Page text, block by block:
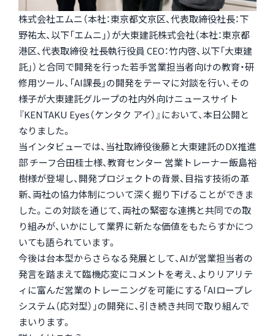
株式会社エムニ（本社：東京都文京区、代表取締役社長：下
野祐太、以下「エムニ」）が大東建託株式会社（本社：東京都
港区、代表取締役 社長執行役員 CEO：竹内啓、以下「大東建
託」）と合同で開発を行った若手営業担当者向けの教育・研
修用ツール、「AI課長」の開発をテーマに対談を行い、その
様子が大東建託グループの社内外向けニュースサイト
『KENTAKU Eyes（ケンタク アイ）』において、本日公開と
なりました。
当インタビューでは、当社取締役後藤と大東建託のDX推進
部 チーフ合田桂士様、教育センター 営業トレーナー飯島裕
樹様が登場し、開発プロジェクトの背景、目指す技術の革
新、両社の協力体制について深く掘り下げることができま
した。この対談を通じて、両社の緊密な連携と共同での取
り組みが、いかにして業界に新たな価値をもたらすかにつ
いても語られています。
今後は台本型からさらなる発展として、AIが営業担当者の
発言を踏まえて臨機応変にコメントを考え、よりリアリテ
ィに富んだ営業のトレーニングを可能にする「AIロープレ
システム（応対型）」の開発に、引き続き共同で取り組んで
まいります。